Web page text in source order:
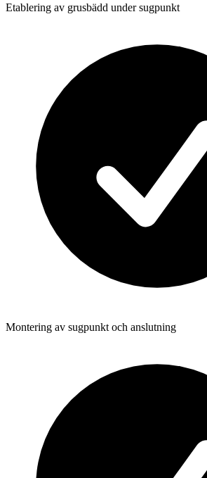
Etablering av grusbädd under sugpunkt
Montering av sugpunkt och anslutning